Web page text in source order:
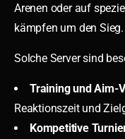
Arenen oder auf
kämpfen um den Sieg.
Solche Server sind
Training und Aim-
Reaktionszeit und
Kompetitive